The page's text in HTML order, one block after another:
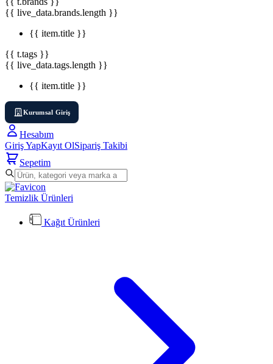
{{ live_data.brands.length }}
{{ item.title }}
{{ t.tags }}
{{ live_data.tags.length }}
{{ item.title }}
Kurumsal Giriş
Hesabım
Giriş YapKayıt OlSipariş Takibi
Sepetim
Temizlik Ürünleri
Kağıt Ürünleri